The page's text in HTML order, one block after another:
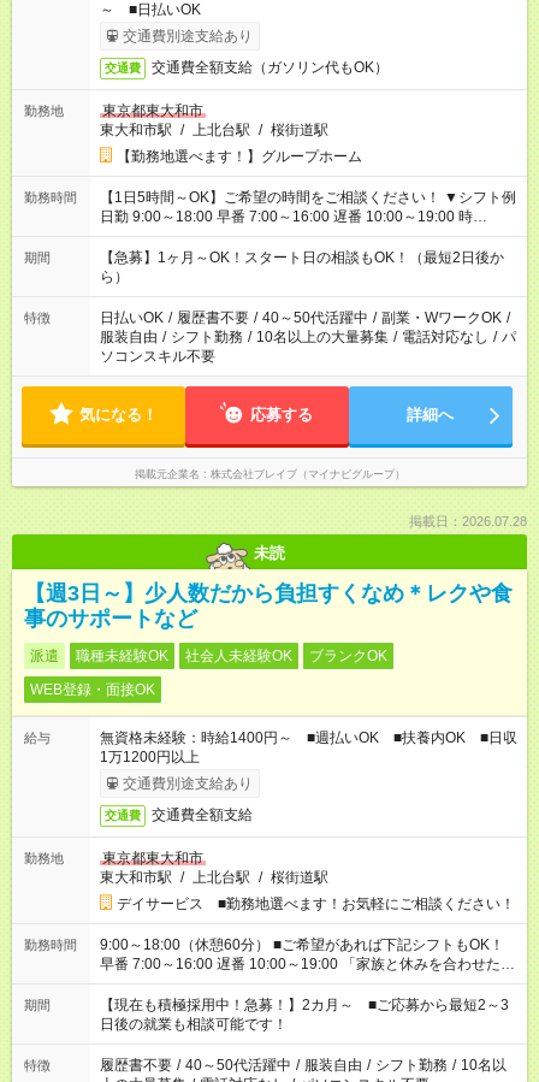
～ ■日払いOK
交通費別途支給あり
交通費 交通費全額支給（ガソリン代もOK）
勤務地
東京都東大和市
東大和市駅 / 上北台駅 / 桜街道駅
【勤務地選べます！】グループホーム
勤務時間
【1日5時間～OK】ご希望の時間をご相談ください！ ▼シフト例
日勤 9:00～18:00 早番 7:00～16:00 遅番 10:00～19:00 時
短 10:00～15:00 上記はあくまで一例です。 「夕方までには帰宅
しておきたい」 「朝はゆっくりのスタートがいい」 「お昼の時
間を有効に使いたい」 など、ご希望があれば教えてください
ね。
期間
【急募】1ヶ月～OK！スタート日の相談もOK！（最短2日後か
ら）
特徴 日払いOK / 履歴書不要 / 40～50代活躍中 / 副業・WワークOK /
服装自由 / シフト勤務 / 10名以上の大量募集 / 電話対応なし / パ
ソコンスキル不要
気になる！ 応募する 詳細へ
掲載元企業名 株式会社ブレイブ（マイナビグループ）
掲載日：2026.07.28
未読
【週3日～】少人数だから負担すくなめ＊レクや食
事のサポートなど
派遣 職種未経験OK 社会人未経験OK
ブランクOK
WEB登録・面接OK
給与
無資格未経験：時給1400円～ ■週払いOK ■扶養内OK ■日収
1万1200円以上
交通費別途支給あり
交通費 交通費全額支給
勤務地
東京都東大和市
東大和市駅 / 上北台駅 / 桜街道駅
デイサービス ■勤務地選べます！お気軽にご相談ください！
勤務時間
9:00～18:00（休憩60分） ■ご希望があれば下記シフトもOK！
早番 7:00～16:00 遅番 10:00～19:00 「家族と休みを合わせた
い」 「余裕を持って夕飯の準備がしたい」 「できれば残業はし
たくない」 など、ご希望を教えてくださいね。 ※Wワーク希望
の方へ 今ご覧のお仕事で希望する勤務時間と、もう1つのお仕事
の勤務時間。 合計で週40時間を超える場合は応募できません。
期間
【現在も積極採用中！急募！】2カ月～ ■ご応募から最短2～3
日後の就業も相談可能です！
特徴 履歴書不要 / 40～50代活躍中 / 服装自由 / シフト勤務 / 10名以